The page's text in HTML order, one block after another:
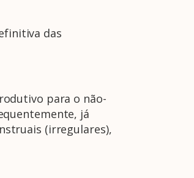
das
para o não-
já
(irregulares),